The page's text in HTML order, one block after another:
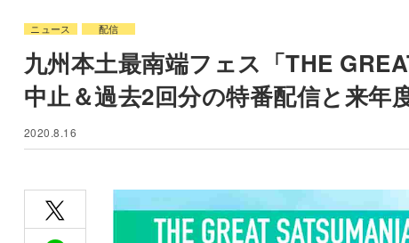
ニュース 配信
九州本土最南端フェス「THE
中止＆過去2回分の特番配信と来
2020.8.16